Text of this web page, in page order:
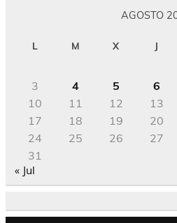
AGOSTO
L M X J
3
4 5 6
10
11 12 13
17
18 19 20
24
25 26 27
31
« Jul